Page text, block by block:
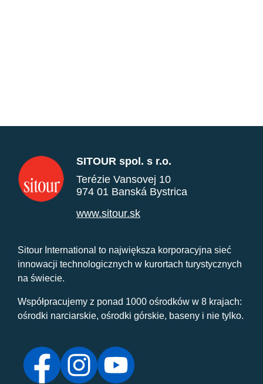
SITOUR spol. s r.o.
Terézie Vansovej 10
974 01 Banská Bystrica
www.sitour.sk
Sitour International to największa korporacyjna sieć
innowacji technologicznych w kurortach turystycznych
na świecie.
Współpracujemy z ponad 1000 ośrodków w 8 krajach:
ośrodki narciarskie, ośrodki górskie, baseny i nie tylko.